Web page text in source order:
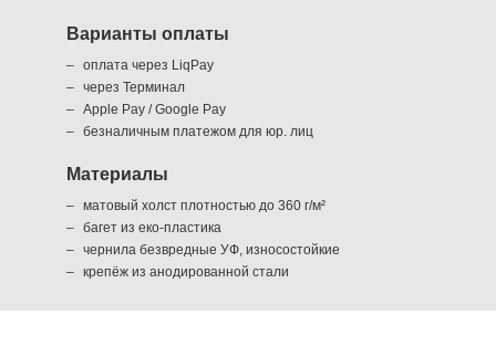
Варианты оплаты
оплата через LiqPay
через Терминал
Apple Pay / Google Pay
безналичным платежом для юр. лиц
Материалы
матовый холст плотностью до 360 г/м²
багет из еко-пластика
чернила безвредные УФ, износостойкие
крепёж из анодированной стали